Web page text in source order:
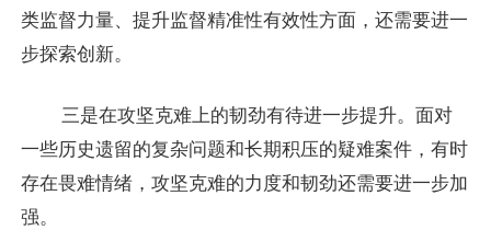
类监督力量、提升监督精准性有效性方面，还需要进一
步探索创新。
三是在攻坚克难上的韧劲有待进一步提升。面对
一些历史遗留的复杂问题和长期积压的疑难案件，有时
存在畏难情绪，攻坚克难的力度和韧劲还需要进一步加
强。